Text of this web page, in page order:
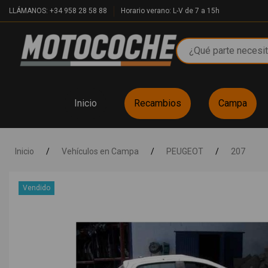
LLÁMANOS: +34 958 28 58 88 Horario verano: L-V de 7 a 15h
Inicio Recambios Campa
Inicio / Vehículos en Campa / PEUGEOT / 207
Vendido